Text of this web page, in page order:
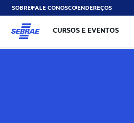
SOBREFALE CONOSCOENDEREÇOS
CURSOS E EVENTOS